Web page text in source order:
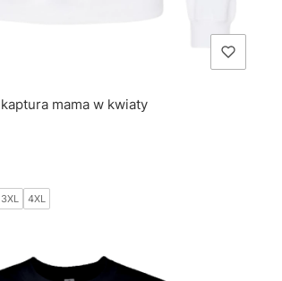
mama w kwiaty
3XL 4XL